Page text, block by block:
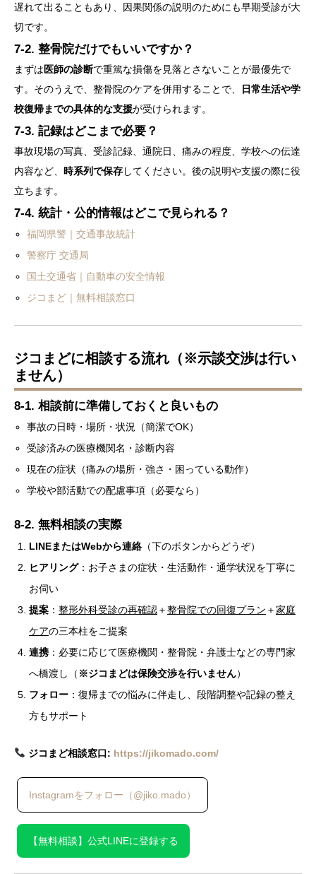
遅れて出ることもあり、因果関係の説明のためにも早期受診が大
切です。
7-2. 整骨院だけでもいいですか？
まずは医師の診断で重篤な損傷を見落とさないことが最優先で
す。そのうえで、整骨院のケアを併用することで、
日常生活や学
校復帰までの具体的な支援が受けられます。
7-3. 記録はどこまで必要？
事故現場の写真、受診記録、通院日、痛みの程度、学校への伝達
内容など、 時系列で保存してください。後の説明や支援の際に役
立ちます。
7-4. 統計・公的情報はどこで見られる？
福岡県警｜交通事故統計
警察庁 交通局
国土交通省｜自動車の安全情報
ジコまど｜無料相談窓口
ジコまどに相談する流れ（※示談交渉は行い
ません）
8-1. 相談前に準備しておくと良いもの
事故の日時・場所・状況（簡潔でOK）
受診済みの医療機関名・診断内容
現在の症状（痛みの場所・強さ・困っている動作）
学校や部活動での配慮事項（必要なら）
8-2. 無料相談の実際
LINEまたはWebから連絡（下のボタンからどうぞ）
ヒアリング：お子さまの症状・生活動作・通学状況を丁寧に
お伺い
提案 ： 整形外科受診の再確認＋整骨院での回復プラン ＋家庭
ケアの三本柱をご提案
連携 ：必要に応じて医療機関・整骨院・弁護士などの専門家
へ橋渡し（ ※ジコまどは保険交渉を行いません）
フォロー ：復帰までの悩みに伴走し、段階調整や記録の整え
方もサポート
ジコまど相談窓口: https://jikomado.com/
Instagramをフォロー（@jiko.mado）
【無料相談】公式LINEに登録する